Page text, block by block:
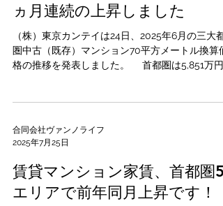
ヵ月連続の上昇しました
（株）東京カンテイは24日、2025年6月の三大都
圏中古（既存）マンション70平方メートル換算価
格の推移を発表しました。 首都圏は5,851万円
合同会社ヴァンノライフ
2025年7月25日
賃貸マンション家賃、首都圏5
エリアで前年同月上昇です！